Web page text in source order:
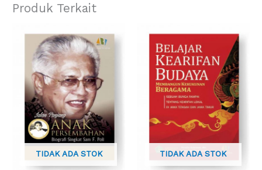
Produk Terkait
TIDAK ADA STOK TIDAK ADA STOK